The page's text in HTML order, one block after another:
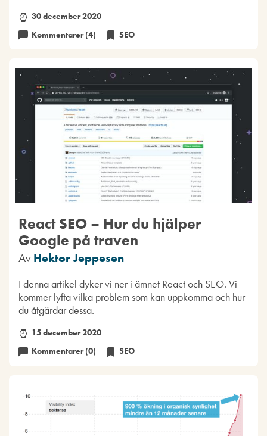
30 december 2020
Kommentarer (4)
SEO
React SEO – Hur du hjälper
Google på traven
Av Hektor Jeppesen
I denna artikel dyker vi ner i ämnet React och SEO. Vi
kommer lyfta vilka problem som kan uppkomma och hur
du åtgärdar dessa.
15 december 2020
Kommentarer (0)
SEO